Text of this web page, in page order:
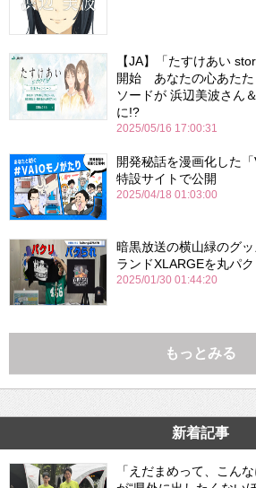
【JA】「たすけあい
開始 あなたの心あたた
ソードが 浜辺美波さん
に!?
2025/05/16 17:00:31
開発秘話を漫画化した
特設サイトで公開
2025/04/18 01:03:00
暗黒放送の横山緑のグ
ランドXLARGEを丸パク
2025/01/30 01:44:20
もっとみる
新着記事
「えだまめって、こん